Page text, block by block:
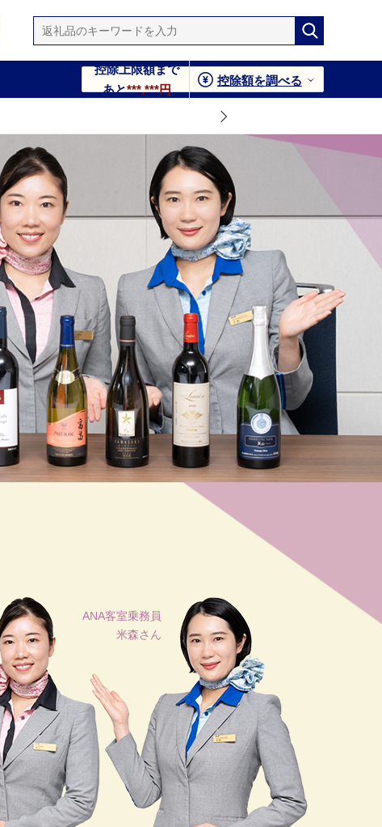
控除上限額まで
あと***,***円
控除額を調べる
ANA客室乗務員
米森さん